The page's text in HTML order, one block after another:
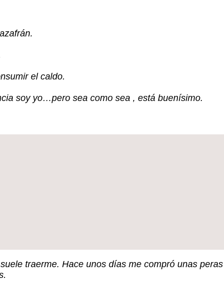
el caldo.
soy yo…pero sea como sea , está buenísimo.
traerme. Hace unos días me compró unas